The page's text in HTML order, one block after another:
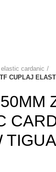
cardanic
CUPLAJ